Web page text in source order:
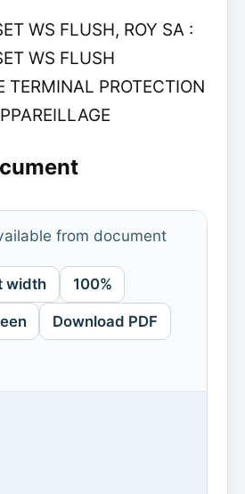
WS FLUSH, ROY SA :
WS FLUSH
TERMINAL PROTECTION
from document
width 100%
Download PDF